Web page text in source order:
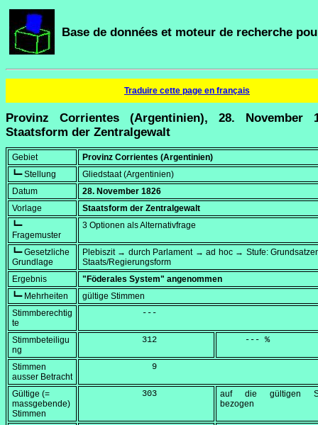
Base de données et moteur de recherche
Traduire cette page en français
Provinz Corrientes (Argentinien), 28. November
Staatsform der Zentralgewalt
Gebiet
Provinz Corrientes (Argentinien)
┗━ Stellung
Gliedstaat (Argentinien)
Datum
28. November 1826
Vorlage
Staatsform der Zentralgewalt
┗━
Fragemuster
3 Optionen als Alternativfrage
┗━ Gesetzliche
Grundlage
Plebiszit → durch Parlament → ad hoc → Stufe:
Staats/Regierungsform
Ergebnis
"Föderales System" angenommen
┗━ Mehrheiten
gültige Stimmen
Stimmberechtig
te
            ---
Stimmbeteiligu
ng
            312
     --- %
Stimmen
ausser Betracht
              9
Gültige (=
massgebende)
Stimmen
            303
auf die gültigen
bezogen